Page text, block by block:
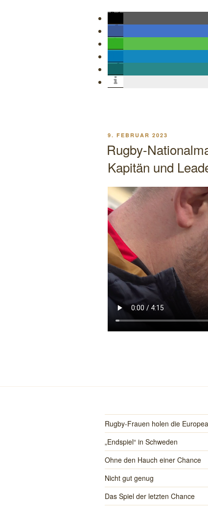
mal
richtig
machen““
VERÖFFENTLICHT
9. FEBRUAR 2023
Rugby-
Kapitän und
Rugby-Frauen holen die
„Endspiel“ in Schweden
Ohne den Hauch einer Chance
Nicht gut genug
Das Spiel der letzten Chance